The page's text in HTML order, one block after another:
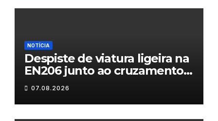
NOTÍCIA
Despiste de viatura ligeira na
EN206 junto ao cruzamento
Fornos do Pinhal
07.08.2026